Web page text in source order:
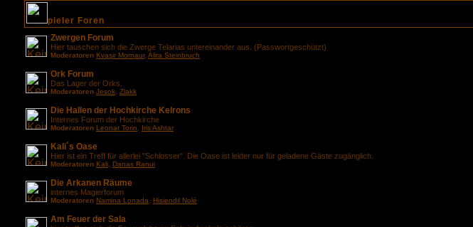
pieler Foren
Zwergen Forum
Hier tauschen sich die Zwerge Telarias untereinander aus. (Passwortgeschützt)
Moderatoren Kvasir Mornaur, Alira Steinbruch
Ork Forum
Das Lager der Orks.
Moderatoren Jesok Zlakk
Die Hallen der Hochkirche Kelrons
Internes Forum der Hochkirche
Moderatoren Leonar Torin Iris Ashtar
Kali´s Oase
Hier ist ein Treff für allerlei "Schlosser". Die Oase ist leider nur für geladene Gäste zugänglich.
Moderatoren Kali Danas Ranui
Die Arkanen Räume
internes Magierforum
Moderatoren Namina Lonada Hisiendil Nolé
Am Feuer der Sala